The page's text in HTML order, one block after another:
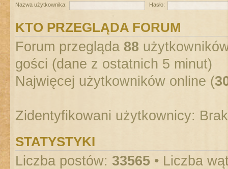
Nazwa użytkownika:
Hasło:
KTO PRZEGLĄDA FORUM
Forum przegląda 88
gości (dane z ostatnich 5 minut)
Najwięcej użytkowników online (
Zidentyfikowani użytkownicy:
STATYSTYKI
Liczba postów: 33565 • Liczba